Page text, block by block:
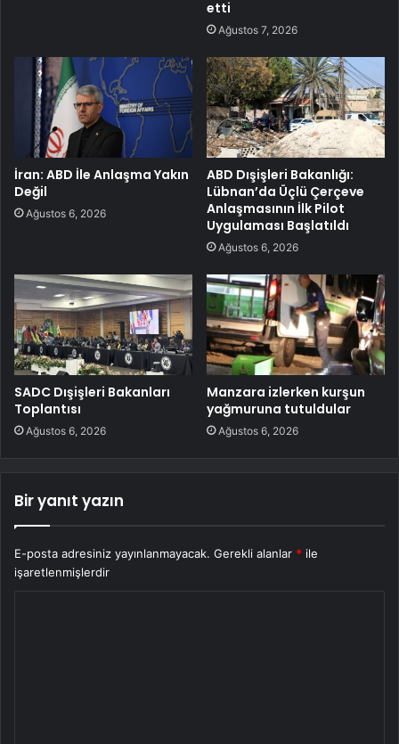
etti
Ağustos 7, 2026
İran: ABD İle Anlaşma Yakın
Değil
Ağustos 6, 2026
ABD Dışişleri Bakanlığı:
Lübnan’da Üçlü Çerçeve
Anlaşmasının İlk Pilot
Uygulaması Başlatıldı
Ağustos 6, 2026
SADC Dışişleri Bakanları
Toplantısı
Ağustos 6, 2026
Manzara izlerken kurşun
yağmuruna tutuldular
Ağustos 6, 2026
Bir yanıt yazın
E-posta adresiniz yayınlanmayacak. Gerekli alanlar * ile
işaretlenmişlerdir